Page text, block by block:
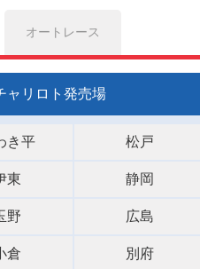
オートレース
ャリロト発売場
き平 松戸
東 静岡
野 広島
倉 別府